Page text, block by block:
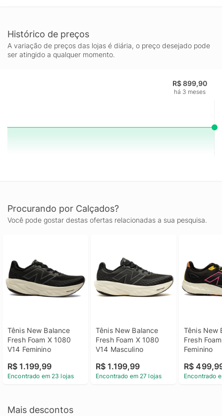
Histórico de preços
A variação de preços das lojas é diária, o preço desejado pode
ser atingido a qualquer momento.
R$ 899,90
há 3 meses
Procurando por Calçados?
Você pode gostar destas ofertas relacionadas a sua pesquisa.
Tênis New Balance
Fresh Foam X 1080
V14 Feminino
R$ 1.199,99
Encontrado em 23 lojas
Tênis New Balance
Fresh Foam X 1080
V14 Masculino
R$ 1.199,99
Encontrado em 27 lojas
Tênis New
Fresh
Feminino
R$
Encontrado
Mais descontos